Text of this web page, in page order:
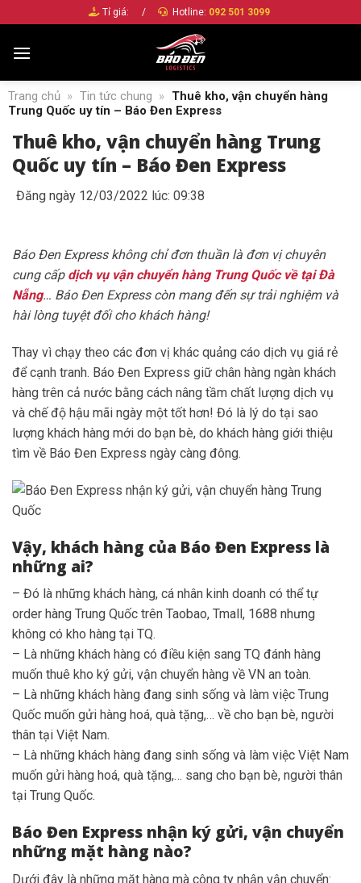
nội
Tỉ giá: / Hotline: 092 501 3099
Trang chủ » Tin tức chung »
Thuê kho, vận chuyển hàng
Trung Quốc uy tín – Báo Đen Express
Thuê kho, vận chuyển hàng Trung
Quốc uy tín – Báo Đen Express
Đăng ngày 12/03/2022 lúc: 09:38
Báo Đen Express không chỉ đơn thuần là đơn vị chuyên
cung cấp dịch vụ vận chuyển hàng Trung Quốc về tại Đà
Nẵng… Báo Đen Express còn mang đến sự trải nghiệm và
hài lòng tuyệt đối cho khách hàng!
Thay vì chạy theo các đơn vị khác quảng cáo dịch vụ giá rẻ
để cạnh tranh. Báo Đen Express giữ chân hàng ngàn khách
hàng trên cả nước bằng cách nâng tầm chất lượng dịch vụ
và chế độ hậu mãi ngày một tốt hơn! Đó là lý do tại sao
lượng khách hàng mới do bạn bè, do khách hàng giới thiệu
tìm về Báo Đen Express ngày càng đông.
Vậy, khách hàng của Báo Đen Express là
những ai?
– Đó là những khách hàng, cá nhân kinh doanh có thể tự
order hàng Trung Quốc trên Taobao, Tmall, 1688 nhưng
không có kho hàng tại TQ.
– Là những khách hàng có điều kiện sang TQ đánh hàng
muốn thuê kho ký gửi, vận chuyển hàng về VN an toàn.
– Là những khách hàng đang sinh sống và làm việc Trung
Quốc muốn gửi hàng hoá, quà tặng,… về cho bạn bè, người
thân tại Việt Nam.
– Là những khách hàng đang sinh sống và làm việc Việt Nam
muốn gửi hàng hoá, quà tặng,… sang cho bạn bè, người thân
tại Trung Quốc.
Báo Đen Express nhận ký gửi, vận chuyển
những mặt hàng nào?
Dưới đây là những mặt hàng mà công ty nhận vận chuyển: